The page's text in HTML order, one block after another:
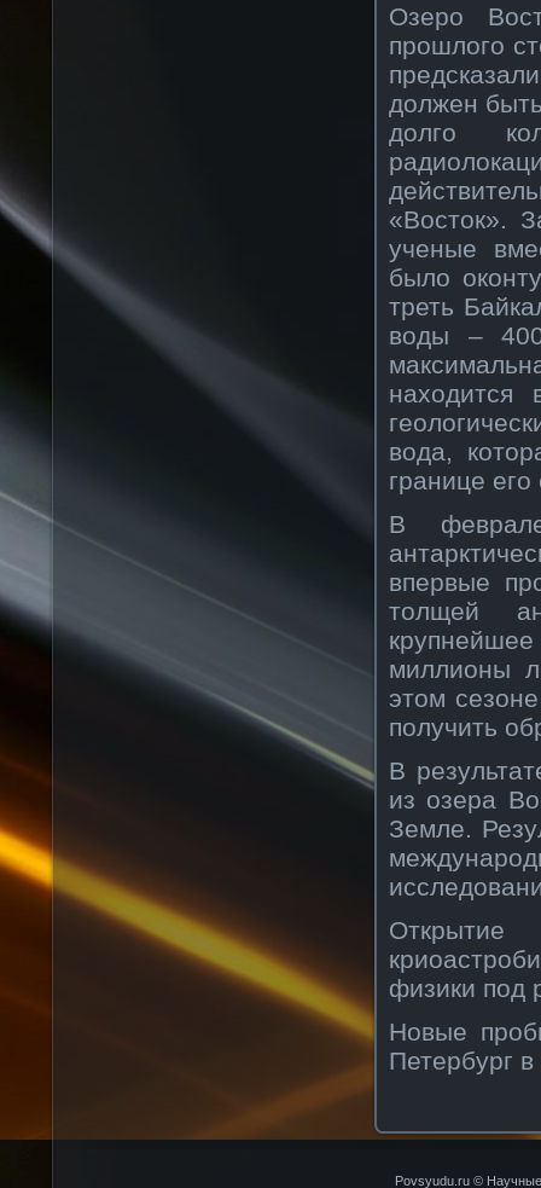
Озеро
прошлого
должен
долго
«Восток».
ученые
было
треть
воды –
вода,
границе
В
впервые
толщей
миллионы
этом
получить
В
из озера
Земле.
физики под
Новые
Петербург
Povsyudu.ru © Научные